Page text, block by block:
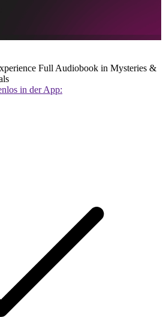
Full Audiobook in Mysteries &
in der App: